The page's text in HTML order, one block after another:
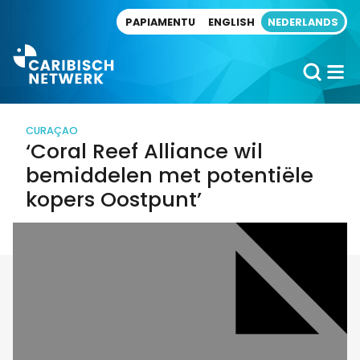
PAPIAMENTU ENGLISH NEDERLANDS
CURAÇAO
‘Coral Reef Alliance wil
bemiddelen met potentiële
kopers Oostpunt’